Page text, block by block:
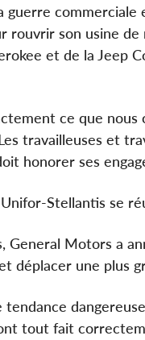
guerre commerciale
rouvrir son usine
et de la Jeep
ce que
travailleuses et
honorer ses
Stellantis se
General Motors a
déplacer une plus
tendance
tout fait